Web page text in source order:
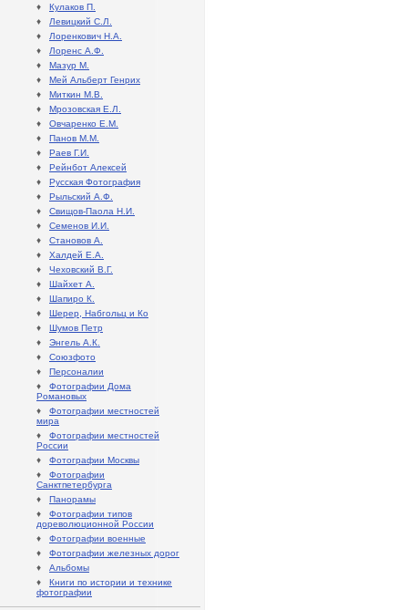
♦ Кулаков П.
♦ Левицкий С.Л.
♦ Лоренкович Н.А.
♦ Лоренс А.Ф.
♦ Мазур М.
♦ Мей Альберт Генрих
♦ Миткин М.В.
♦ Мрозовская Е.Л.
♦ Овчаренко Е.М.
♦ Панов М.М.
♦ Раев Г.И.
♦ Рейнбот Алексей
♦ Русская Фотография
♦ Рыльский А.Ф.
♦ Свищов-Паола Н.И.
♦ Семенов И.И.
♦ Становов А.
♦ Халдей Е.А.
♦ Чеховский В.Г.
♦ Шайхет А.
♦ Шапиро К.
♦ Шерер, Набгольц и Ко
♦ Шумов Петр
♦ Энгель А.К.
♦ Союзфото
♦ Персоналии
♦ Фотографии Дома
Романовых
♦ Фотографии местностей
мира
♦ Фотографии местностей
России
♦ Фотографии Москвы
♦ Фотографии
Санктпетербурга
♦ Панорамы
♦ Фотографии типов
дореволюционной России
♦ Фотографии военные
♦ Фотографии железных дорог
♦ Альбомы
♦ Книги по истории и технике
фотографии